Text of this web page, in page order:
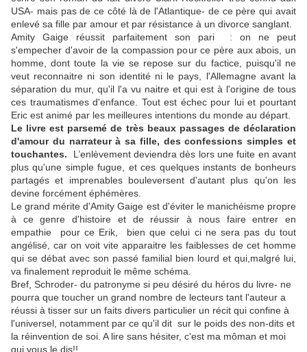
USA- mais pas de ce côté là de l'Atlantique- de ce père qui avait
enlevé sa fille par amour et par résistance à un divorce sanglant.
Amity Gaige réussit parfaitement son pari : on ne peut
s'empecher d'avoir de la compassion pour ce père aux abois, un
homme, dont toute la vie se repose sur du factice, puisqu'il ne
veut reconnaitre ni son identité ni le pays, l'Allemagne avant la
séparation du mur, qu'il l'a vu naitre et qui est à l'origine de tous
ces traumatismes d'enfance. Tout est échec pour lui et pourtant
Eric est animé par les meilleures intentions du monde au départ.
Le livre est parsemé de très beaux passages de déclaration
d'amour du narrateur à sa fille, des confessions simples et
touchantes.
L’enlèvement deviendra dès lors une fuite en avant
plus qu'une simple fugue, et ces quelques instants de bonheurs
partagés et imprenables bouleversent d'autant plus qu'on les
devine forcément éphémères.
Le grand mérite d'Amity Gaige est d'éviter le manichéisme propre
à ce genre d'histoire et de réussir à nous faire entrer en
empathie pour ce Erik, bien que celui ci ne sera pas du tout
angélisé, car on voit vite apparaitre les faiblesses de cet homme
qui se débat avec son passé familial bien lourd et qui,malgré lui,
va finalement reproduit le même schéma.
Bref, Schroder- du patronyme si peu désiré du héros du livre- ne
pourra que toucher un grand nombre de lecteurs tant l'auteur a
réussi à tisser sur un faits divers particulier un récit qui confine à
l'universel, notamment par ce qu'il dit sur le poids des non-dits et
la réinvention de soi. A lire sans hésiter, c'est ma môman et moi
qui vous le dis!!